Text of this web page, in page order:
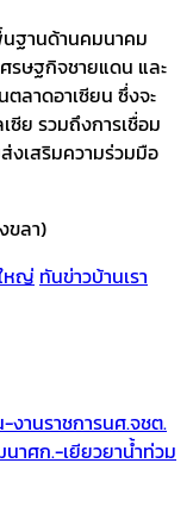
นฐานด้านคมนาคม
รษฐกิจชายแดน และ
ลาดอาเซียน ซึ่งจะ
ซีย รวมถึงการเชื่อม
งเสริมความร่วมมือ
ขลา)
หญ่ ทันข่าวบ้านเรา
-งานราชการนศ.จชต.
ศก.-เยียวยาน้ำท่วม